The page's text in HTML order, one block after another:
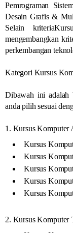
Pemrograman
Desain Grafis &
Selain
mengembangkan
perkembangan
Kategori Kursus
Dibawah ini adalah
anda pilih sesuai
1. Kursus Komputer
Kursus
Kursus
Kursus
Kursus
Kursus
2. Kursus Komputer